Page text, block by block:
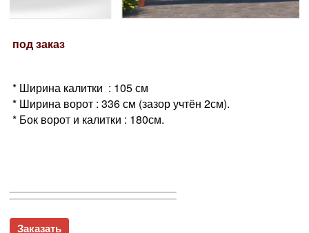
под заказ
* Ширина калитки : 105 см
* Ширина ворот : 336 см (зазор учтён 2см).
* Бок ворот и калитки : 180см.
Заказать